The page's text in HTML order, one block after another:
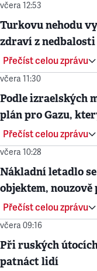
včera 12:53
Turkovu nehodu
zdraví z nedbalosti
Přečíst celou zprávu
včera 11:30
Podle izraelských
plán pro Gazu,
Přečíst celou zprávu
včera 10:28
Nákladní letadlo
objektem,
Přečíst celou zprávu
včera 09:16
Při ruských
patnáct lidí